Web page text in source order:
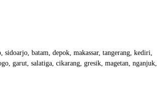
batam, depok, makassar, tangerang, kediri,
garut, salatiga, cikarang, gresik, magetan, nganjuk,